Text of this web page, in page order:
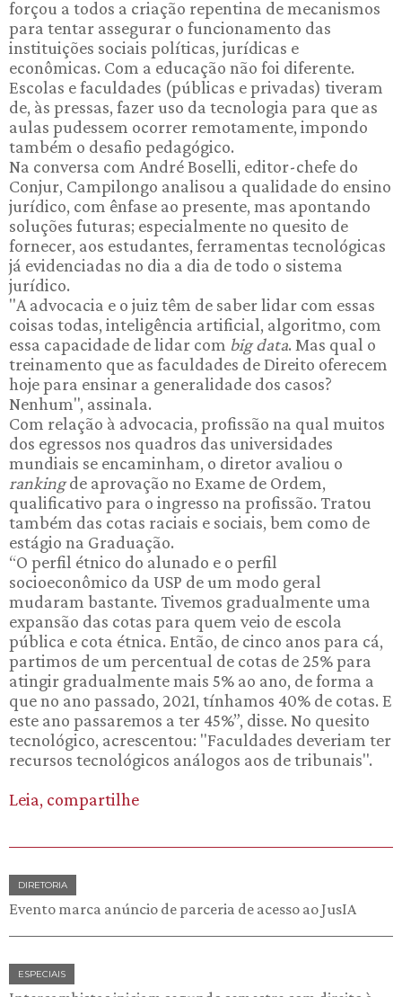
forçou a todos a criação repentina de mecanismos
para tentar assegurar o funcionamento das
instituições sociais políticas, jurídicas e
econômicas. Com a educação não foi diferente.
Escolas e faculdades (públicas e privadas) tiveram
de, às pressas, fazer uso da tecnologia para que as
aulas pudessem ocorrer remotamente, impondo
também o desafio pedagógico.
Na conversa com André Boselli, editor-chefe do
Conjur, Campilongo analisou a qualidade do ensino
jurídico, com ênfase ao presente, mas apontando
soluções futuras; especialmente no quesito de
fornecer, aos estudantes, ferramentas tecnológicas
já evidenciadas no dia a dia de todo o sistema
jurídico.
"A advocacia e o juiz têm de saber lidar com essas
coisas todas, inteligência artificial, algoritmo, com
essa capacidade de lidar com big data. Mas qual o
treinamento que as faculdades de Direito oferecem
hoje para ensinar a generalidade dos casos?
Nenhum", assinala.
Com relação à advocacia, profissão na qual muitos
dos egressos nos quadros das universidades
mundiais se encaminham, o diretor avaliou o
rankingde aprovação no Exame de Ordem,
qualificativo para o ingresso na profissão. Tratou
também das cotas raciais e sociais, bem como de
estágio na Graduação.
“O perfil étnico do alunado e o perfil
socioeconômico da USP de um modo geral
mudaram bastante. Tivemos gradualmente uma
expansão das cotas para quem veio de escola
pública e cota étnica. Então, de cinco anos para cá,
partimos de um percentual de cotas de 25% para
atingir gradualmente mais 5% ao ano, de forma a
que no ano passado, 2021, tínhamos 40% de cotas. E
este ano passaremos a ter 45%”, disse. No quesito
tecnológico, acrescentou: "Faculdades deveriam ter
recursos tecnológicos análogos aos de tribunais".
Leia, compartilhe
DIRETORIA
Evento marca anúncio de parceria de acesso ao JusIA
ESPECIAIS